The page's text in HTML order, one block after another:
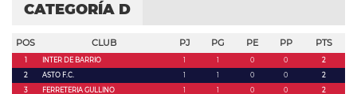
CATEGORÍA D
POS CLUB PJ PG PE PP PTS
1 INTER DE BARRIO 1 1 0 0
2
2
ASTO F.C. 1 1 0 0
2
3
FERRETERIA GULLINO 1 1 0 0
2